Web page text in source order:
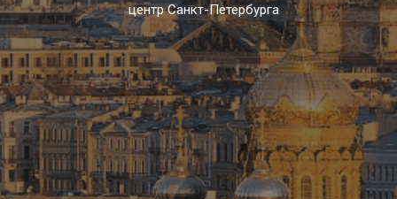
ЗАБРОНИРОВАТЬ СТОЛИК С ВИДОМ
центр Санкт-Петербурга